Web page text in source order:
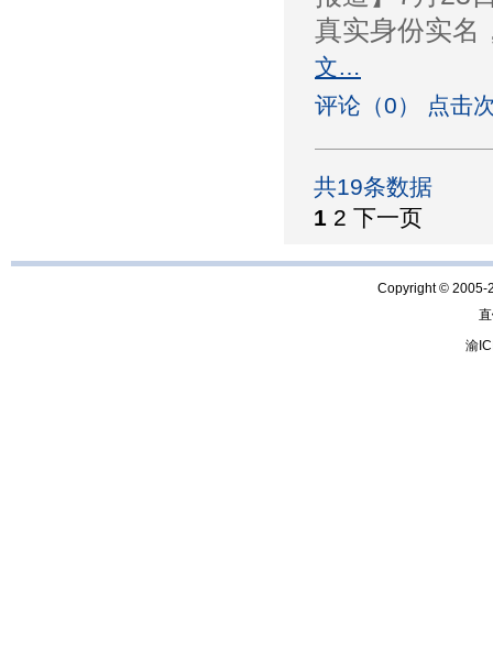
真实身份实名
文…
评论（0） 点击
共19条数据
1 2 下一页
Copyright © 2005-
渝